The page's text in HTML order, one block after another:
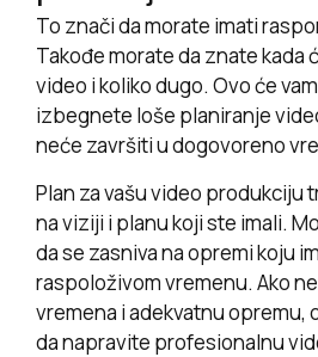
To znači da morate imati
Takođe morate da znate kada
video i koliko dugo. Ovo će
izbegnete loše planiranje
neće završiti u dogovoreno
Plan za vašu video produkciju
na viziji i planu koji ste imali.
da se zasniva na opremi koju
raspoloživom vremenu. Ako
vremena i adekvatnu opremu,
da napravite profesionalnu